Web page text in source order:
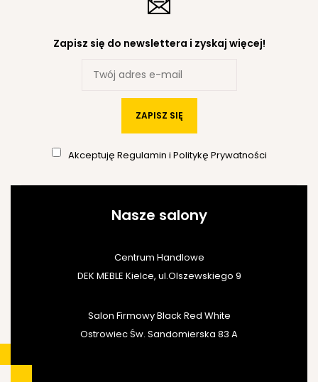
Zapisz się do newslettera i zyskaj więcej!
ZAPISZ SIĘ
Akceptuję Regulamin i Politykę Prywatności
Nasze salony
Centrum Handlowe
DEK MEBLE Kielce, ul.Olszewskiego 9
Salon Firmowy Black Red White
Ostrowiec Św. Sandomierska 83 A